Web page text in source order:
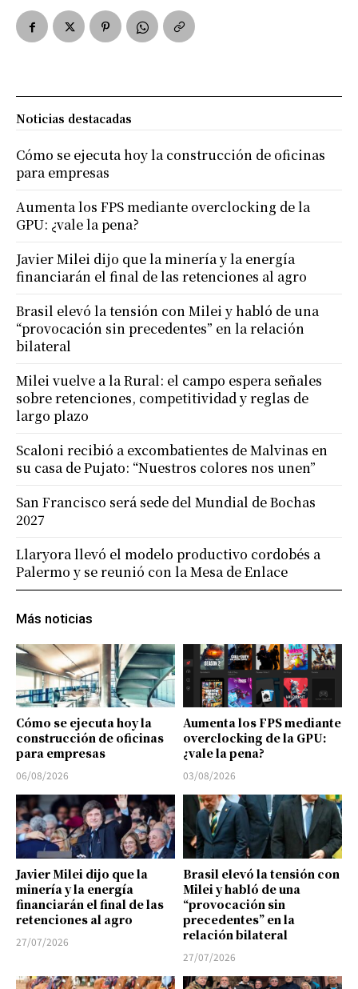
Más noticias
Cómo se ejecuta hoy la
construcción de oficinas
para empresas
06/08/2026
Aumenta los FPS mediante
overclocking de la GPU:
¿vale la pena?
03/08/2026
Javier Milei dijo que la
minería y la energía
financiarán el final de las
retenciones al agro
27/07/2026
Brasil elevó la tensión con
Milei y habló de una
“provocación sin
precedentes” en la
relación bilateral
27/07/2026
Noticias destacadas
Cómo se ejecuta hoy la construcción de oficinas
para empresas
Aumenta los FPS mediante overclocking de la
GPU: ¿vale la pena?
Javier Milei dijo que la minería y la energía
financiarán el final de las retenciones al agro
Brasil elevó la tensión con Milei y habló de una
“provocación sin precedentes” en la relación
bilateral
Milei vuelve a la Rural: el campo espera señales
sobre retenciones, competitividad y reglas de
largo plazo
Scaloni recibió a excombatientes de Malvinas en
su casa de Pujato: “Nuestros colores nos unen”
San Francisco será sede del Mundial de Bochas
2027
Llaryora llevó el modelo productivo cordobés a
Palermo y se reunió con la Mesa de Enlace